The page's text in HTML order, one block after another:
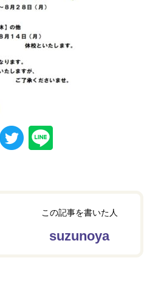
この記事を書いた人
suzunoya